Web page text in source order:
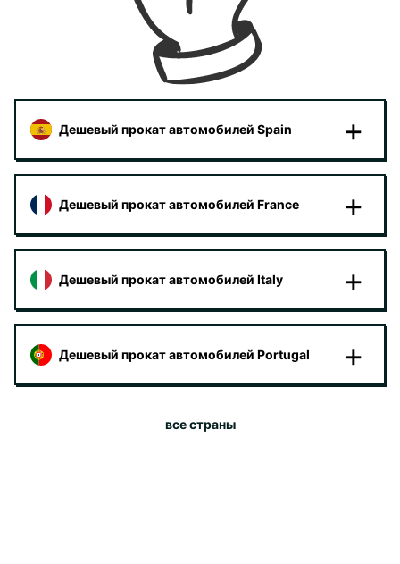
Дешевый прокат автомобилей Spain
Дешевый прокат автомобилей France
Дешевый прокат автомобилей Italy
Дешевый прокат автомобилей Portugal
все страны